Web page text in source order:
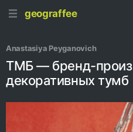
geograffee
Anastasiya Peyganovich
ТМБ — бренд-
декоративных тумб